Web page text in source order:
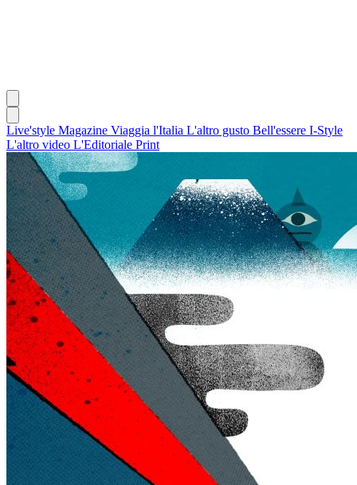
Live'style Magazine Viaggia l'Italia L'altro gusto Bell'essere I-Style
L'altro video L'Editoriale Print